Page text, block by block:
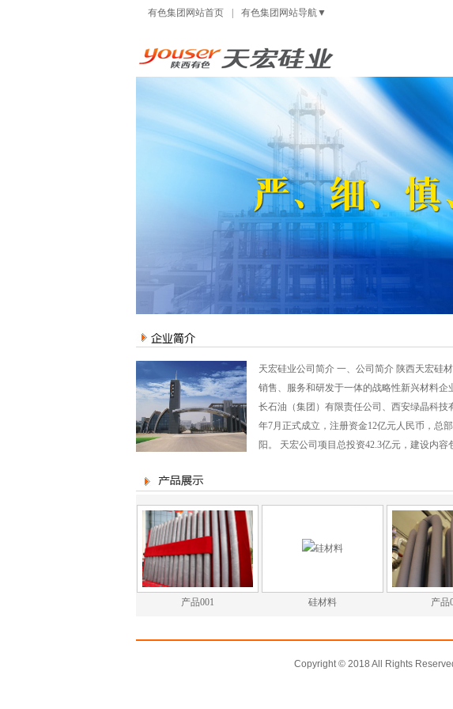
有色集团网站首页 有色集团网站导航▼
天宏硅业公司简介 一、公司简介 陕西天宏硅
销售、服务和研发于一体的战略性新兴材料
长石油（集团）有限责任公司、西安绿晶科
年7月正式成立，注册资金12亿元人民币，总
阳。 天宏公司项目总投资42.3亿元，建设内
产品001 硅材料 产品
Copyright © 2018 All Rights